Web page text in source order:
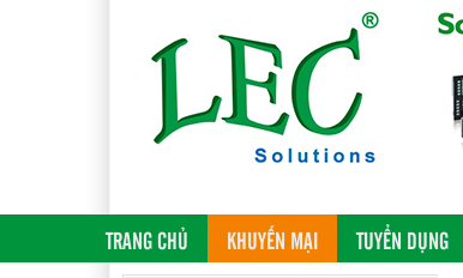
TRANG CHỦ (CURRENT)
KHUYẾN MẠI TUYỂN DỤNG